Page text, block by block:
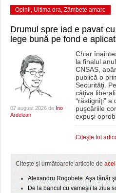
Opinii, Ultima ora, Zâmbete amare
Drumul spre iad e pavat
lege bună pe fond e
07 august 2026 de Ino
Ardelean
Chiar
la finalul
CNSAS,
publică o
Securităţi.
câţiva
“răstigniţi”
puşcăriile
expuşi
Citeşte tot
Citeşte şi următoarele articole de
Alexandru Rogobete. Aşa tânăr
De la bancul cu vameşii la ziua